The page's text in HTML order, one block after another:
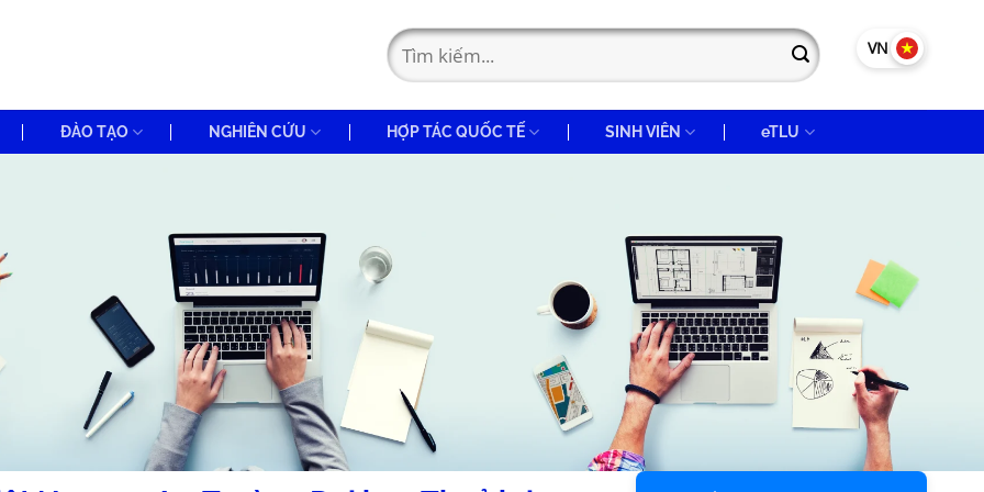
VN EN
ĐÀO TẠO NGHIÊN CỨU HỢP TÁC QUỐC TẾ SINH VIÊN eTLU